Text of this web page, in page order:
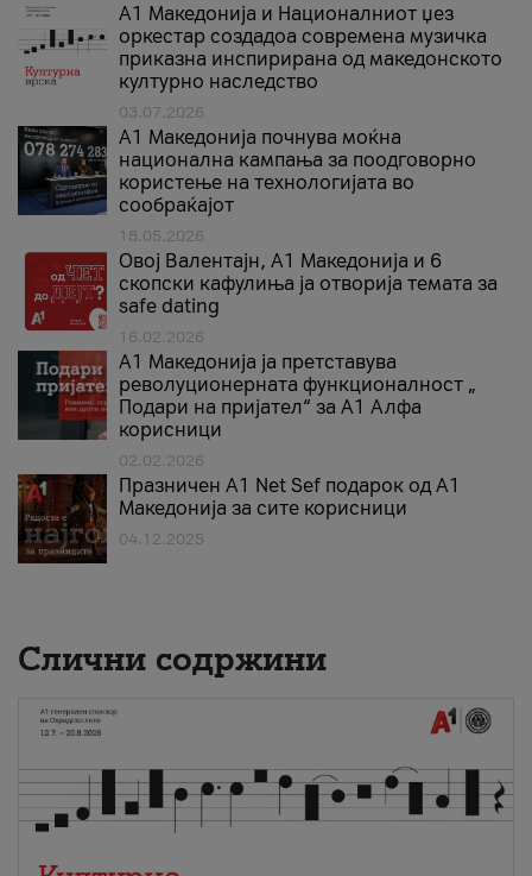
А1 Македонија и Националниот џез
оркестар создадоа современа музичка
приказна инспирирана од македонското
културно наследство
03.07.2026
A1 Македонија почнува моќна
национална кампања за поодговорно
користење на технологијата во
сообраќајот
18.05.2026
Овој Валентајн, A1 Македонија и 6
скопски кафулиња ја отворија темата за
safe dating
16.02.2026
А1 Македонија ја претставува
револуционерната функционалност „
Подари на пријател“ за А1 Алфа
корисници
02.02.2026
Празничен A1 Net Sеf подарок од А1
Македонија за сите корисници
04.12.2025
Слични содржини